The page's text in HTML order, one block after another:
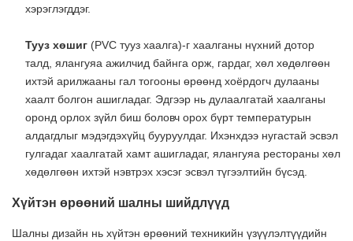
хэрэглэгддэг.
Тууз хөшиг(PVC тууз хаалга)-г хаалганы нүхний дотор
талд, ялангуяа ажилчид байнга орж, гардаг, хөл хөдөлгөөн
ихтэй арилжааны гал тогооны өрөөнд хоёрдогч дулааны
хаалт болгон ашигладаг. Эдгээр нь дулаалгатай хаалганы
оронд орлох зүйл биш боловч орох бүрт температурын
алдагдлыг мэдэгдэхүйц бууруулдаг. Ихэнхдээ нугастай эсвэл
гулгадаг хаалгатай хамт ашигладаг, ялангуяа рестораны хөл
хөдөлгөөн ихтэй нэвтрэх хэсэг эсвэл түгээлтийн бүсэд.
Хүйтэн өрөөний шалны шийдлүүд
Шалны дизайн нь хүйтэн өрөөний техникийн үзүүлэлтүүдийн